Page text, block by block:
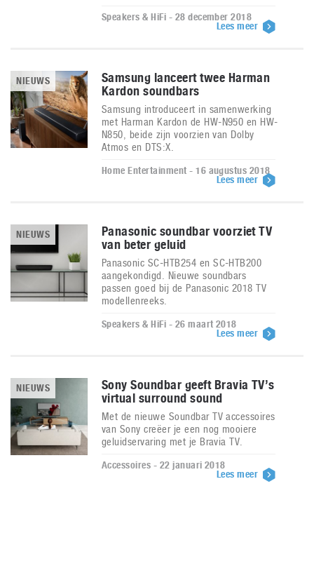
Speakers & HiFi - 28 december 2018
Lees meer
NIEUWS
Samsung lanceert twee Harman
Kardon soundbars
Samsung introduceert in samenwerking
met Harman Kardon de HW-N950 en HW-
N850, beide zijn voorzien van Dolby
Atmos en DTS:X.
Home Entertainment - 16 augustus 2018
Lees meer
NIEUWS
Panasonic soundbar voorziet TV
van beter geluid
Panasonic SC-HTB254 en SC-HTB200
aangekondigd. Nieuwe soundbars
passen goed bij de Panasonic 2018 TV
modellenreeks.
Speakers & HiFi - 26 maart 2018
Lees meer
NIEUWS
Sony Soundbar geeft Bravia TV’s
virtual surround sound
Met de nieuwe Soundbar TV accessoires
van Sony creëer je een nog mooiere
geluidservaring met je Bravia TV.
Accessoires - 22 januari 2018
Lees meer